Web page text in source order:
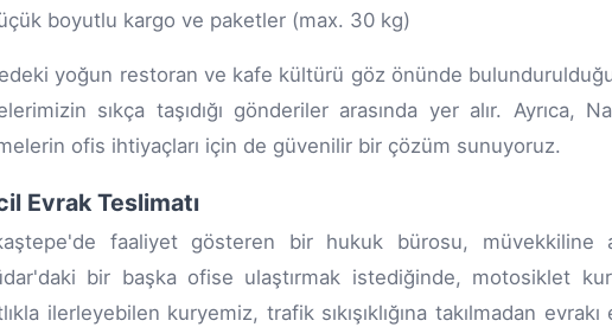
boyutlu kargo ve paketler (max. 30 kg)
yoğun restoran ve kafe kültürü göz önünde
sıkça taşıdığı gönderiler arasında yer alır. Ayrıca,
ofis ihtiyaçları için de güvenilir bir çözüm sunuyoruz.
Evrak Teslimatı
faaliyet gösteren bir hukuk bürosu,
bir başka ofise ulaştırmak istediğinde, motosiklet
ilerleyebilen kuryemiz, trafik sıkışıklığına takılmadan